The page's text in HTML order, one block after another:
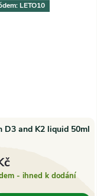
LETO10
D3 and K2 liquid 50ml
- ihned k dodání